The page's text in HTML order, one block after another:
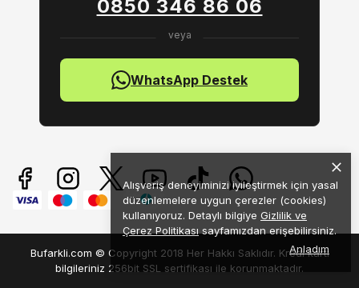
Alışveriş deneyiminizi iyileştirmek için yasal
düzenlemelere uygun çerezler (cookies)
kullanıyoruz. Detaylı bilgiye Gizlilik ve
Çerez Politikası sayfamızdan erişebilirsiniz.
Anladım
0850 346 86 06
WhatsApp Destek
Bufarkli.com © Copyright 2018 Her Hakkı Saklıdır. Kredi kartı
bilgileriniz 256bit SSL sertifikası ile korunmaktadır.